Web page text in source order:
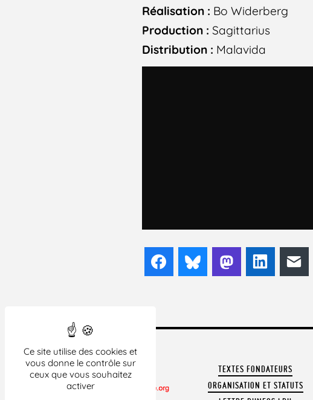
Ce site utilise des cookies et
vous donne le contrôle sur
ceux que vous souhaitez
activer
Réalisation : Bo Widerberg
Production :Sagittarius
Distribution : Malavida
FacebookBlueskyMastodonLinkedIn
TEXTES FONDATEURS
ORGANISATION ET STATUTS